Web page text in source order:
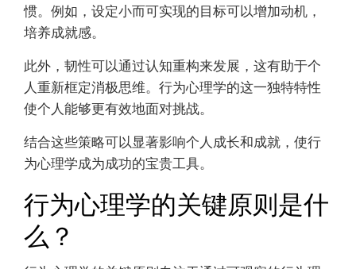
惯。例如，设定小而可实现的目标可以增加动机，
培养成就感。
此外，韧性可以通过认知重构来发展，这有助于个
人重新框定消极思维。行为心理学的这一独特特性
使个人能够更有效地面对挑战。
结合这些策略可以显著影响个人成长和成就，使行
为心理学成为成功的宝贵工具。
行为心理学的关键原则是什
么？